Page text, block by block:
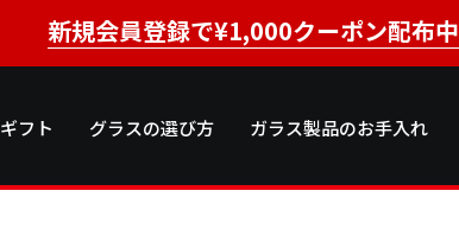
新規会員登録で¥1,000クーポン配布中
ギフト グラスの選び方 ガラス製品のお手入れ